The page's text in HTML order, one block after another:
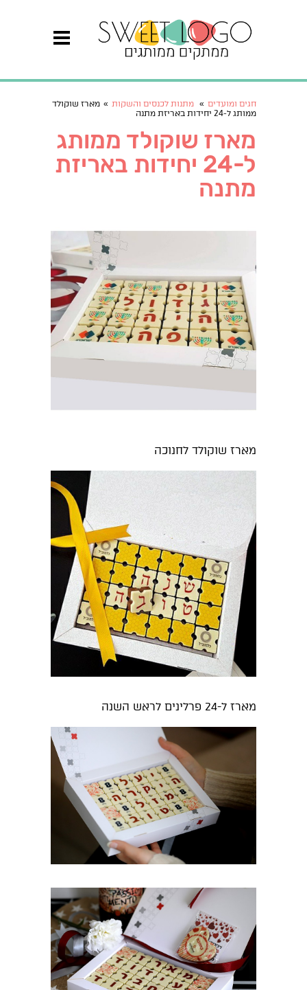
חגים ומועדים » מתנות לכנסים והשקות » מארז שוקולד
ממותג ל-24 יחידות באריזת מתנה
מארז שוקולד ממותג
ל-24 יחידות באריזת
מתנה
מארז שוקולד לחנוכה
מארז ל-24 פרלינים לראש השנה